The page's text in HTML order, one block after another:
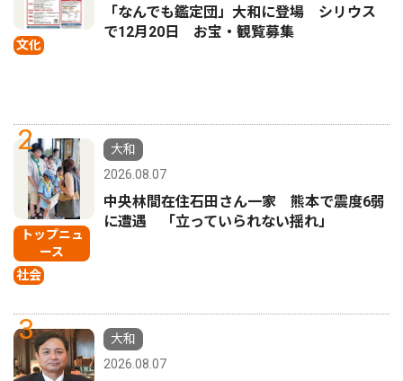
文化
「なんでも鑑定団」大和に登場 シリウス
で12月20日 お宝・観覧募集
2
トップニュ
ース
社会
大和
2026.08.07
中央林間在住石田さん一家 熊本で震度6弱
に遭遇 「立っていられない揺れ」
3
大和
2026.08.07